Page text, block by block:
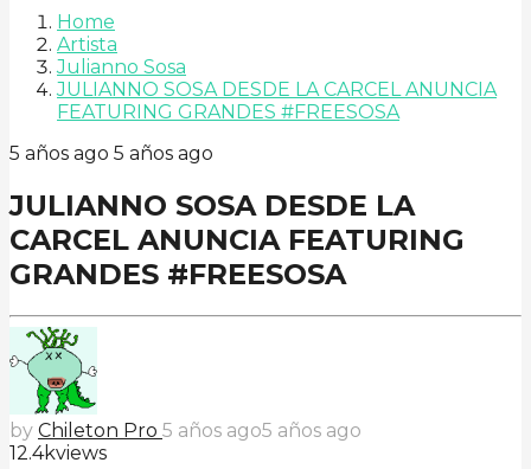
Home
Artista
Julianno Sosa
JULIANNO SOSA DESDE LA CARCEL ANUNCIA
FEATURING GRANDES #FREESOSA
5 años ago 5 años ago
JULIANNO SOSA DESDE LA
CARCEL ANUNCIA FEATURING
GRANDES #FREESOSA
by Chileton Pro 5 años ago5 años ago
12.4kviews